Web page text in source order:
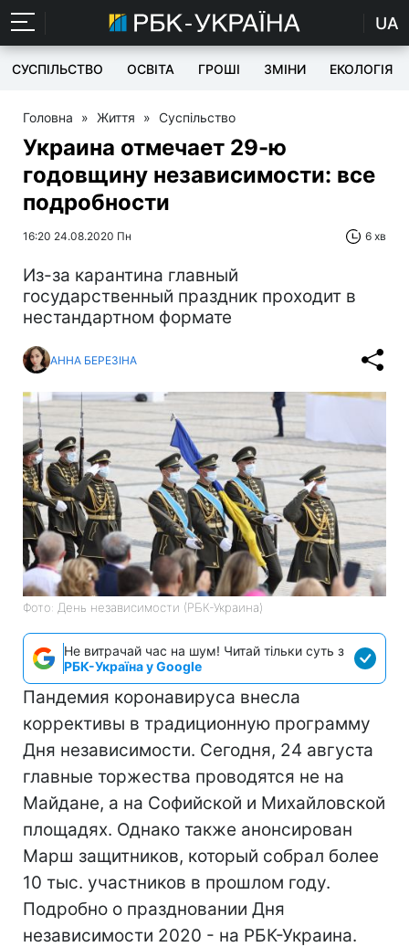
UA
СУСПІЛЬСТВО ОСВІТА ГРОШІ ЗМІНИ ЕКОЛОГІЯ
Головна » Життя » Суспільство
Украина отмечает 29-ю
годовщину независимости: все
подробности
16:20 24.08.2020 Пн 6 хв
Из-за карантина главный
государственный праздник проходит в
нестандартном формате
АННА БЕРЕЗІНА
Фото: День независимости (РБК-Украина)
Не витрачай час на шум! Читай тільки суть з
РБК-Україна у Google
Пандемия коронавируса внесла
коррективы в традиционную программу
Дня независимости. Сегодня, 24 августа
главные торжества проводятся не на
Майдане, а на Софийской и Михайловской
площадях. Однако также анонсирован
Марш защитников, который собрал более
10 тыс. участников в прошлом году.
Подробно о праздновании Дня
независимости 2020 - на РБК-Украина.